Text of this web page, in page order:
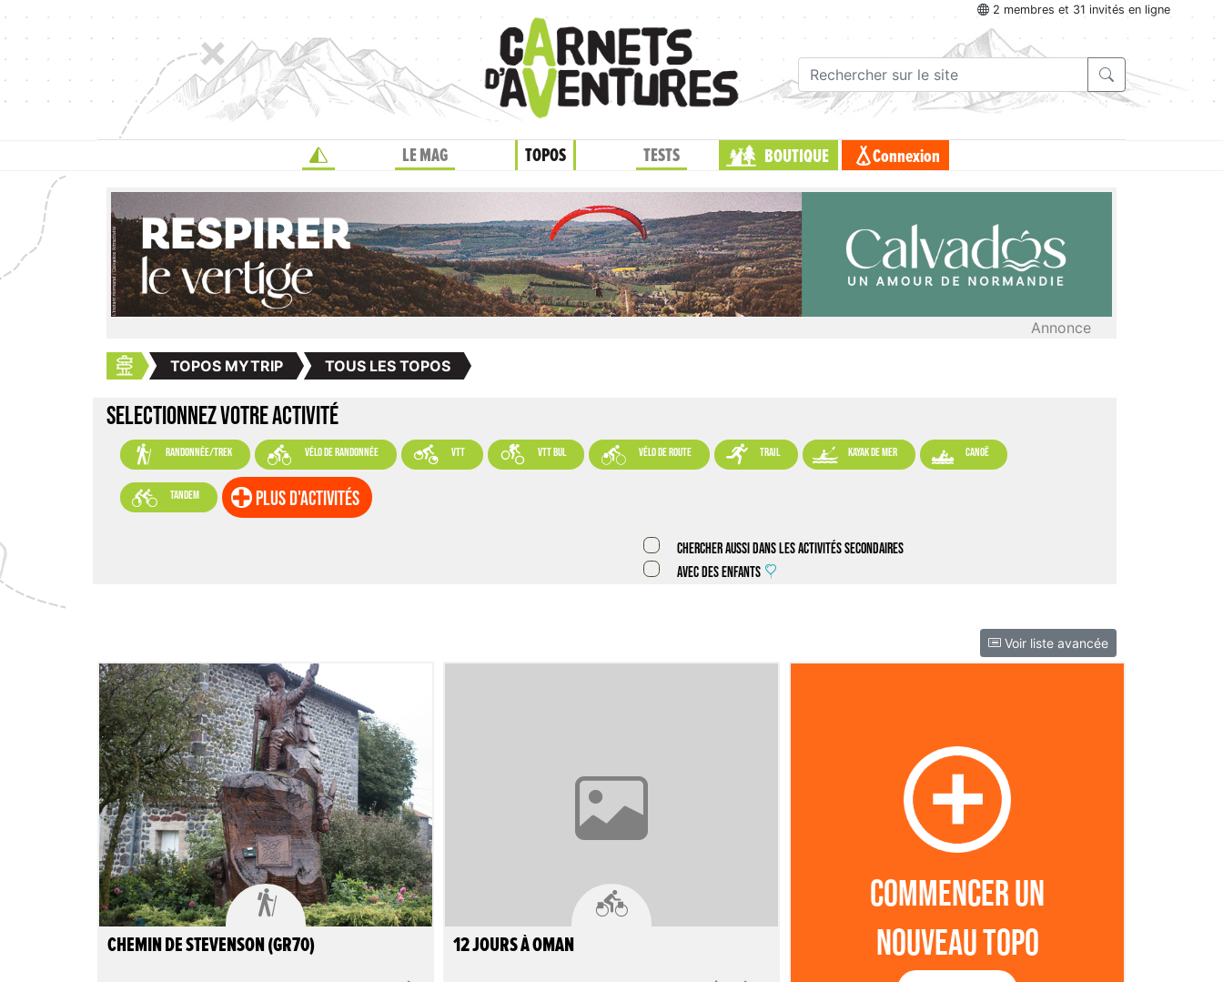
2 membres et 31 invités en ligne
LE MAG TOPOS TESTS BOUTIQUE Connexion
Annonce
TOPOS MYTRIP TOUS LES TOPOS
SELECTIONNEZ VOTRE ACTIVITÉ
 randonnée/trek  vélo de randonnée  VTT  VTT BUL  vélo de route  trail  kayak de mer  canoë
 tandem plus d'activités
Chercher aussi dans les activités secondaires
Avec des enfants
Voir liste avancée

CHEMIN DE STEVENSON (GR70)

12 JOURS À OMAN
Commencer un
nouveau topo